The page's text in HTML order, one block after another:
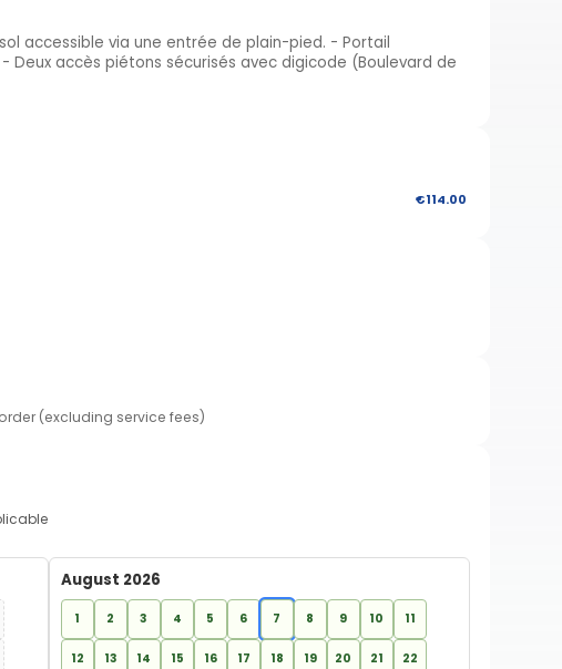
accessible via une entrée de plain-pied. - Portail
accès piétons sécurisés avec digicode (Boulevard de
€114.00
(excluding service fees)
August 2026
1 2 3 4 5 6 7 8 9 10 11
12 13 14 15 16 17 18 19 20 21 22